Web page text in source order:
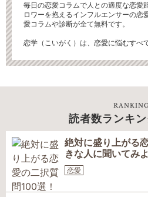
毎日の恋愛コラムで人との適度な恋愛
ロワーを抱えるインフルエンサーの恋
愛コラムや診断が全て無料です。
恋学（こいがく）は、恋愛に悩むすべ
RANKING
読者数ランキ
絶対に盛り上がる
きな人に聞いてみ
恋愛